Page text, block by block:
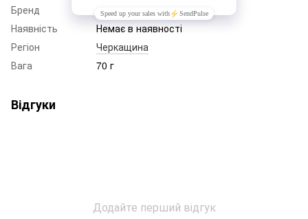
Бренд
SOL
Наявність
Немає в наявності
Регіон
Черкащина
Вага
70 г
Відгуки
Додайте перший відгук